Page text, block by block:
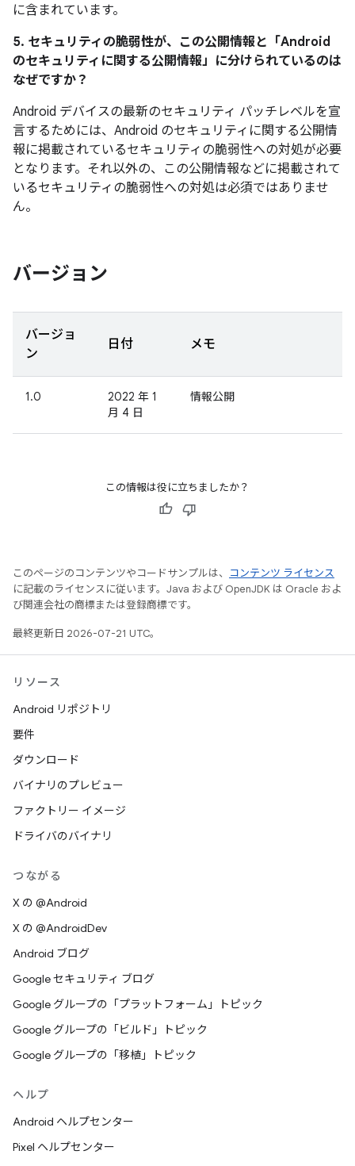
に含まれています。
5. セキュリティの脆弱性が、この公開情報と「Android
のセキュリティに関する公開情報」に分けられているのは
なぜですか？
Android デバイスの最新のセキュリティ パッチレベルを宣
言するためには、Android のセキュリティに関する公開情
報に掲載されているセキュリティの脆弱性への対処が必要
となります。それ以外の、この公開情報などに掲載されて
いるセキュリティの脆弱性への対処は必須ではありませ
ん。
バージョン
バージョ
ン
日付 メモ
1.0
2022 年 1
月 4 日
情報公開
この情報は役に立ちましたか？
このページのコンテンツやコードサンプルは、
コンテンツ ライセンス
に記載のライセンスに従います。Java および OpenJDK は Oracle およ
び関連会社の商標または登録商標です。
最終更新日 2026-07-21 UTC。
リソース
Android リポジトリ
要件
ダウンロード
バイナリのプレビュー
ファクトリー イメージ
ドライバのバイナリ
つながる
X の @Android
X の @AndroidDev
Android ブログ
Google セキュリティ ブログ
Google グループの「プラットフォーム」トピック
Google グループの「ビルド」トピック
Google グループの「移植」トピック
ヘルプ
Android ヘルプセンター
Pixel ヘルプセンター